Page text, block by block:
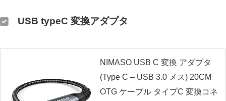
USB typeC 変換アダプタ
NIMASO USB C 変換 アダプタ
(Type C – USB 3.0 メス) 20CM
OTG ケーブル タイプC 変換コネ